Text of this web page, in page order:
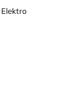
Elektro